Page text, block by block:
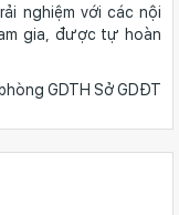
nghiệm với các nội
gia, được tự hoàn
GDTH Sở GDĐT